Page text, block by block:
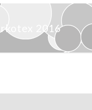
2016